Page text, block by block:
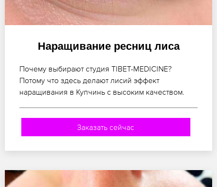
Наращивание ресниц лиса
Почему выбирают студия TIBET-MEDICINE?
Потому что здесь делают лисий эффект
наращивания в Купчинь с высоким качеством.
Заказать сейчас